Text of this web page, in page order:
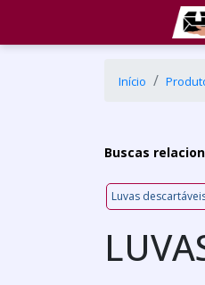
Início
Buscas
Luvas